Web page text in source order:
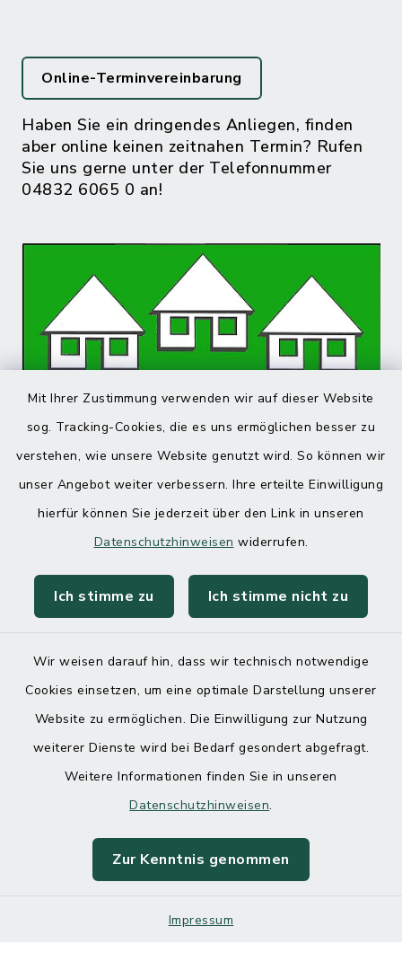
Mit Ihrer Zustimmung verwenden wir auf dieser Website
sog. Tracking-Cookies, die es uns ermöglichen besser zu
verstehen, wie unsere Website genutzt wird. So können wir
unser Angebot weiter verbessern. Ihre erteilte Einwilligung
hierfür können Sie jederzeit über den Link in unseren
Datenschutzhinweisen widerrufen.
Ich stimme zu Ich stimme nicht zu
Wir weisen darauf hin, dass wir technisch notwendige
Cookies einsetzen, um eine optimale Darstellung unserer
Website zu ermöglichen. Die Einwilligung zur Nutzung
weiterer Dienste wird bei Bedarf gesondert abgefragt.
Weitere Informationen finden Sie in unseren
Datenschutzhinweisen.
Zur Kenntnis genommen
Impressum
Online-Terminvereinbarung
Haben Sie ein dringendes Anliegen, finden
aber online keinen zeitnahen Termin? Rufen
Sie uns gerne unter der Telefonnummer
04832 6065 0 an!
Barrierefreiheit
Impressum
Sitemap